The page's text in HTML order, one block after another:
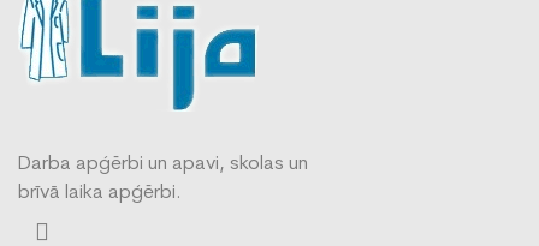
Darba apģērbi un apavi, skolas un
brīvā laika apģērbi.